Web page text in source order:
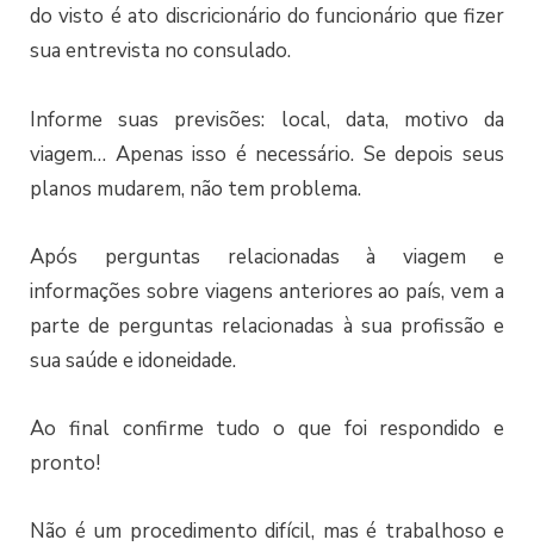
do visto é ato discricionário do funcionário que fizer
sua entrevista no consulado.
Informe suas previsões: local, data, motivo da
viagem… Apenas isso é necessário. Se depois seus
planos mudarem, não tem problema.
Após perguntas relacionadas à viagem e
informações sobre viagens anteriores ao país, vem a
parte de perguntas relacionadas à sua profissão e
sua saúde e idoneidade.
Ao final confirme tudo o que foi respondido e
pronto!
Não é um procedimento difícil, mas é trabalhoso e